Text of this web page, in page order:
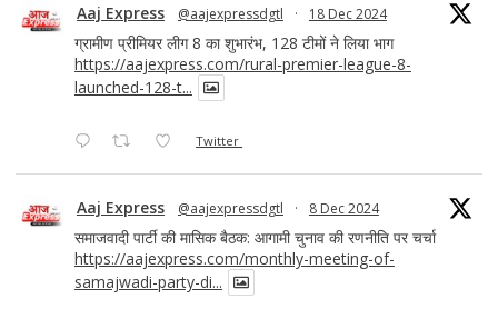
Aaj Express @aajexpressdgtl · 18 Dec 2024
ग्रामीण प्रीमियर लीग 8 का शुभारंभ, 128 टीमों ने लिया भाग
https://aajexpress.com/rural-premier-league-8-
launched-128-t...
Twitter
Aaj Express @aajexpressdgtl · 8 Dec 2024
समाजवादी पार्टी की मासिक बैठक: आगामी चुनाव की रणनीति पर चर्चा
https://aajexpress.com/monthly-meeting-of-
samajwadi-party-di...